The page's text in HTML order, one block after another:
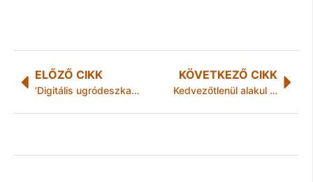
ELŐZŐ CIKK
’Digitális ugródeszka’ pályázat indul: oktatást segítő eszközökhöz és képzéshez juthatnak hátrányos helyzetű települések iskolái
KÖVETKEZŐ CIKK
Kedvezőtlenül alakul a levegő minősége Miskolcon